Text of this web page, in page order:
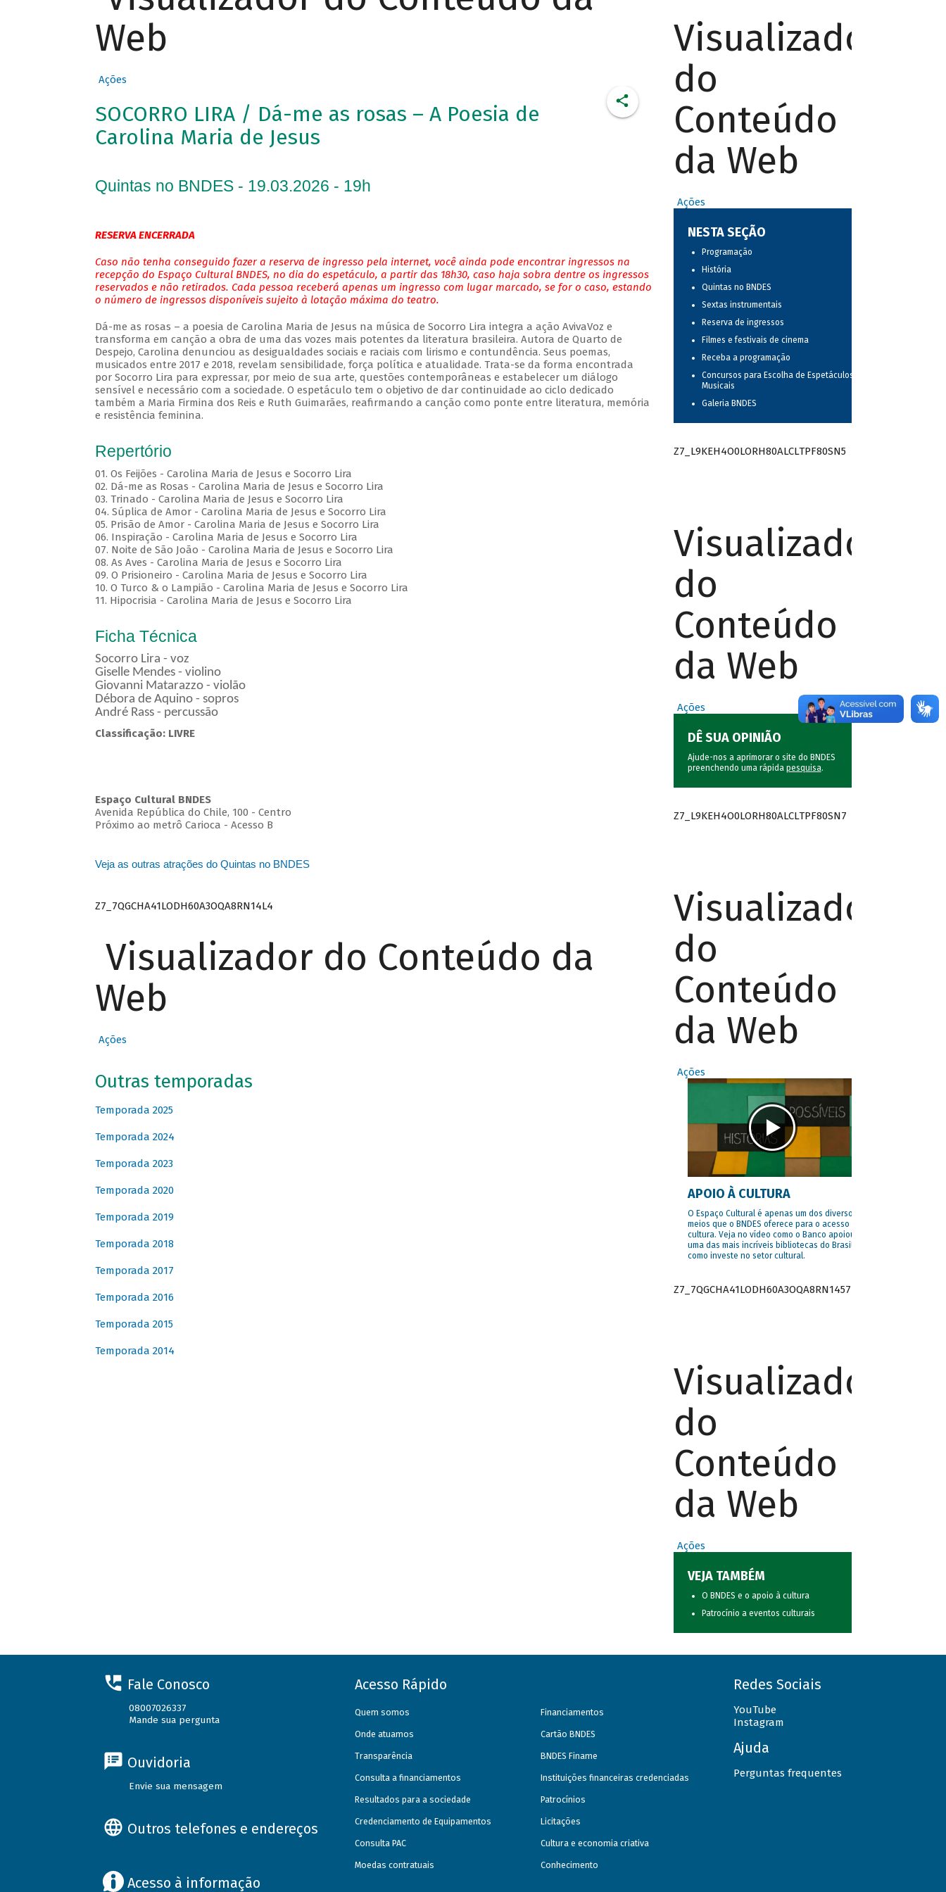
Web
Ações
SOCORRO LIRA / Dá-me as rosas – A Poesia de
Carolina Maria de Jesus
Quintas no BNDES - 19.03.2026 - 19h
RESERVA ENCERRADA
Caso não tenha conseguido fazer a reserva de ingresso pela internet, você ainda pode encontrar ingressos na
recepção do Espaço Cultural BNDES, no dia do espetáculo, a partir das 18h30, caso haja sobra dentre os ingressos
reservados e não retirados. Cada pessoa receberá apenas um ingresso com lugar marcado, se for o caso, estando
o número de ingressos disponíveis sujeito à lotação máxima do teatro.
Dá-me as rosas – a poesia de Carolina Maria de Jesus na música de Socorro Lira integra a ação AvivaVoz e
transforma em canção a obra de uma das vozes mais potentes da literatura brasileira. Autora de Quarto de
Despejo, Carolina denunciou as desigualdades sociais e raciais com lirismo e contundência. Seus poemas,
musicados entre 2017 e 2018, revelam sensibilidade, força política e atualidade. Trata-se da forma encontrada
por Socorro Lira para expressar, por meio de sua arte, questões contemporâneas e estabelecer um diálogo
sensível e necessário com a sociedade. O espetáculo tem o objetivo de dar continuidade ao ciclo dedicado
também a Maria Firmina dos Reis e Ruth Guimarães, reafirmando a canção como ponte entre literatura, memória
e resistência feminina.
Repertório
01. Os Feijões - Carolina Maria de Jesus e Socorro Lira
02. Dá-me as Rosas - Carolina Maria de Jesus e Socorro Lira
03. Trinado - Carolina Maria de Jesus e Socorro Lira
04. Súplica de Amor - Carolina Maria de Jesus e Socorro Lira
05. Prisão de Amor - Carolina Maria de Jesus e Socorro Lira
06. Inspiração - Carolina Maria de Jesus e Socorro Lira
07. Noite de São João - Carolina Maria de Jesus e Socorro Lira
08. As Aves - Carolina Maria de Jesus e Socorro Lira
09. O Prisioneiro - Carolina Maria de Jesus e Socorro Lira
10. O Turco & o Lampião - Carolina Maria de Jesus e Socorro Lira
11. Hipocrisia - Carolina Maria de Jesus e Socorro Lira
Ficha Técnica
Socorro Lira - voz
Giselle Mendes - violino
Giovanni Matarazzo - violão
Débora de Aquino - sopros
André Rass - percussão
Classificação: LIVRE
Espaço Cultural BNDES
Avenida República do Chile, 100 - Centro
Próximo ao metrô Carioca - Acesso B
Veja as outras atrações do Quintas no BNDES
Z7_7QGCHA41LODH60A3OQA8RN14L4
Visualizador do Conteúdo da
Web
Ações
Outras temporadas
Temporada 2025
Temporada 2024
Temporada 2023
Temporada 2020
Temporada 2019
Temporada 2018
Temporada 2017
Temporada 2016
Temporada 2015
Temporada 2014
Visualizador
do
Conteúdo
da Web
Ações
NESTA SEÇÃO
Programação
História
Quintas no BNDES
Sextas instrumentais
Reserva de ingressos
Filmes e festivais de cinema
Receba a programação
Concursos para Escolha de Espetáculos
Musicais
Galeria BNDES
Z7_L9KEH4O0LORH80ALCLTPF80SN5
Visualizador
do
Conteúdo
da Web
Ações
DÊ SUA OPINIÃO
Ajude-nos a aprimorar o site do BNDES
preenchendo uma rápida pesquisa.
Z7_L9KEH4O0LORH80ALCLTPF80SN7
Visualizador
do
Conteúdo
da Web
Ações
APOIO À CULTURA
O Espaço Cultural é apenas um dos diversos
meios que o BNDES oferece para o acesso à
cultura. Veja no vídeo como o Banco apoiou
uma das mais incríveis bibliotecas do Brasil e
como investe no setor cultural.
Z7_7QGCHA41LODH60A3OQA8RN1457
Visualizador
do
Conteúdo
da Web
Ações
VEJA TAMBÉM
O BNDES e o apoio à cultura
Patrocínio a eventos culturais
Fale Conosco
08007026337
Mande sua pergunta
Ouvidoria
Envie sua mensagem
Outros telefones e endereços
Acesso à informação
Acesso Rápido
Quem somos
Onde atuamos
Transparência
Consulta a financiamentos
Resultados para a sociedade
Credenciamento de Equipamentos
Consulta PAC
Moedas contratuais
Financiamentos
Cartão BNDES
BNDES Finame
Instituições financeiras credenciadas
Patrocínios
Licitações
Cultura e economia criativa
Conhecimento
Redes Sociais
YouTube
Instagram
Ajuda
Perguntas frequentes